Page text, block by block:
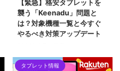
【緊急】格安タブレットを
襲う「Keenadu」問題と
は？対象機種一覧と今すぐ
やるべき対策アップデート
ックドア「Keenadu」問題。
Alldocube、Teclast、Headwolf
タブレット情報